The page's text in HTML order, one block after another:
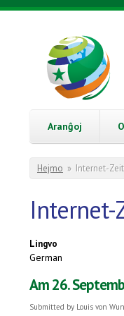
Skip to main content
Aranĝoj
You are
Hejmo » Internet-
Internet-
Lingvo
German
Am 26.
Submitted by Louis von